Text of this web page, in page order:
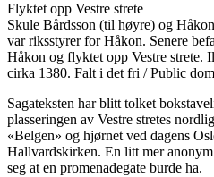
Flyktet opp Vestre strete
Skule Bårdsson (til høyre) og
var riksstyrer for Håkon. Senere
Håkon og flyktet opp Vestre strete.
cirka 1380. Falt i det fri / Public
Sagateksten har blitt tolket
plasseringen av Vestre stretes
«Belgen» og hjørnet ved dagens
Hallvardskirken. En litt mer
seg at en promenadegate burde ha.